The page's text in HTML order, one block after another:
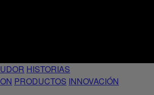
HISTORIAS
PRODUCTOS INNOVACIÓN